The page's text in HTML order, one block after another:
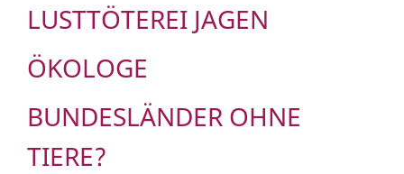
LUSTTÖTEREI JAGEN
ÖKOLOGE
BUNDESLÄNDER OHNE
TIERE?